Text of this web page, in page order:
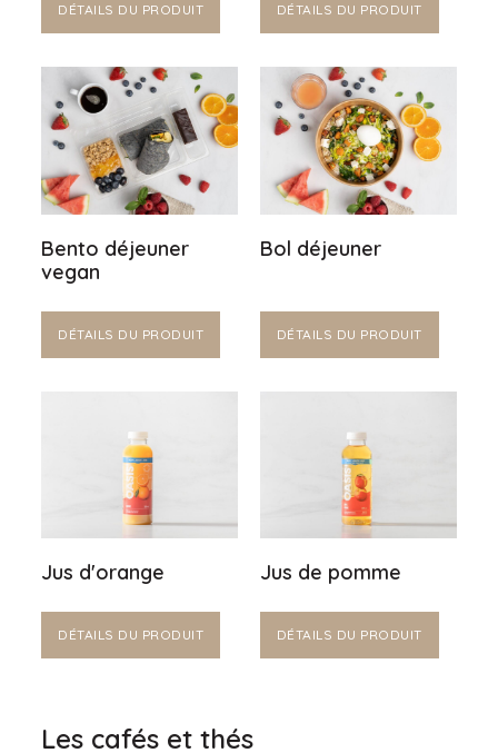
DÉTAILS DU PRODUIT DÉTAILS DU PRODUIT
Bento déjeuner
vegan
DÉTAILS DU PRODUIT
Bol déjeuner
DÉTAILS DU PRODUIT
Jus d'orange
DÉTAILS DU PRODUIT
Jus de pomme
DÉTAILS DU PRODUIT
Les cafés et thés